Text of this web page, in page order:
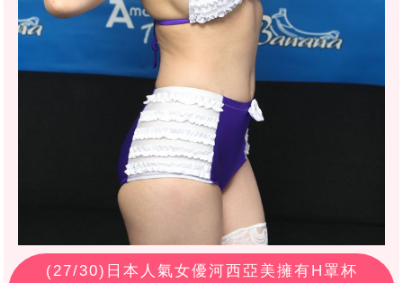
(27/30)日本人氣女優河西亞美擁有H罩杯